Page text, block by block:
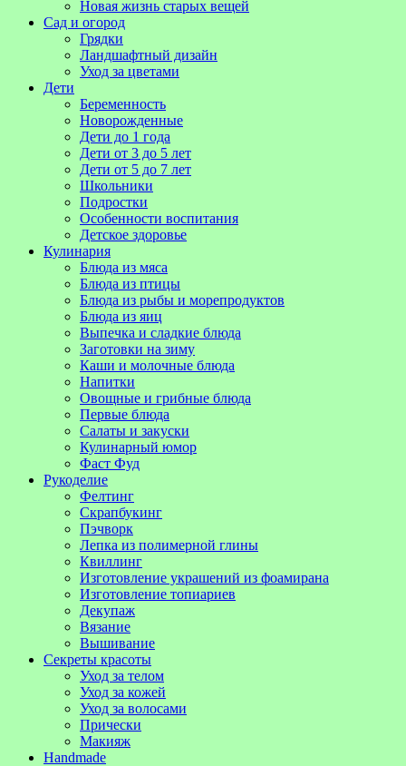
Новая жизнь старых вещей
Сад и огород
Грядки
Ландшафтный дизайн
Уход за цветами
Дети
Беременность
Новорожденные
Дети до 1 года
Дети от 3 до 5 лет
Дети от 5 до 7 лет
Школьники
Подростки
Особенности воспитания
Детское здоровье
Кулинария
Блюда из мяса
Блюда из птицы
Блюда из рыбы и морепродуктов
Блюда из яиц
Выпечка и сладкие блюда
Заготовки на зиму
Каши и молочные блюда
Напитки
Овощные и грибные блюда
Первые блюда
Салаты и закуски
Кулинарный юмор
Фаст Фуд
Рукоделие
Фелтинг
Скрапбукинг
Пэчворк
Лепка из полимерной глины
Квиллинг
Изготовление украшений из фоамирана
Изготовление топиариев
Декупаж
Вязание
Вышивание
Секреты красоты
Уход за телом
Уход за кожей
Уход за волосами
Прически
Макияж
Handmade